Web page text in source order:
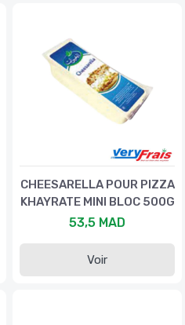
CHEESARELLA POUR PIZZA
KHAYRATE MINI BLOC 500G
53,5 MAD
Voir